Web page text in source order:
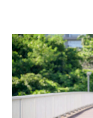
ポ
ー
ト
｜
キ
ポ
ー
ト
は
ャ
リ
ア
・
就